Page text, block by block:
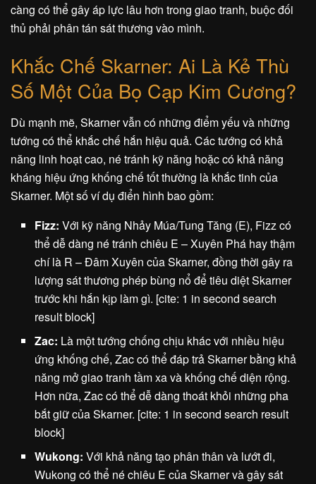
càng có thể gây áp lực lâu hơn trong giao tranh, buộc đối
thủ phải phân tán sát thương vào mình.
Khắc Chế Skarner: Ai Là Kẻ Thù
Số Một Của Bọ Cạp Kim Cương?
Dù mạnh mẽ, Skarner vẫn có những điểm yếu và những
tướng có thể khắc chế hắn hiệu quả. Các tướng có khả
năng linh hoạt cao, né tránh kỹ năng hoặc có khả năng
kháng hiệu ứng khống chế tốt thường là khắc tinh của
Skarner. Một số ví dụ điển hình bao gồm:
Fizz: Với kỹ năng Nhảy Múa/Tung Tăng (E), Fizz có
thể dễ dàng né tránh chiêu E – Xuyên Phá hay thậm
chí là R – Đâm Xuyên của Skarner, đồng thời gây ra
lượng sát thương phép bùng nổ để tiêu diệt Skarner
trước khi hắn kịp làm gì. [cite: 1 in second search
result block]
Zac: Là một tướng chống chịu khác với nhiều hiệu
ứng khống chế, Zac có thể đáp trả Skarner bằng khả
năng mở giao tranh tầm xa và khống chế diện rộng.
Hơn nữa, Zac có thể dễ dàng thoát khỏi những pha
bắt giữ của Skarner. [cite: 1 in second search result
block]
Wukong: Với khả năng tạo phân thân và lướt đi,
Wukong có thể né chiêu E của Skarner và gây sát